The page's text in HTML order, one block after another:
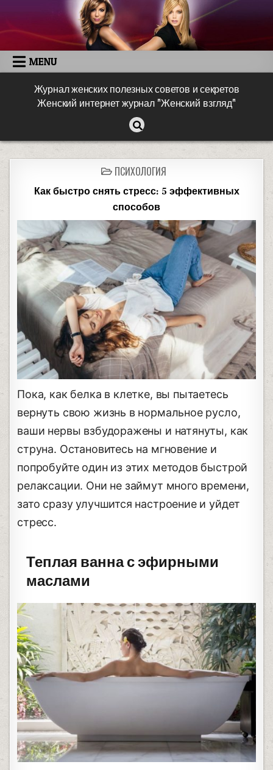
MENU
Журнал женских полезных советов и секретов
Женский интернет журнал "Женский взгляд"
ПСИХОЛОГИЯ
Как быстро снять стресс: 5 эффективных
способов
Пока, как белка в клетке, вы пытаетесь
вернуть свою жизнь в нормальное русло,
ваши нервы взбудоражены и натянуты, как
струна. Остановитесь на мгновение и
попробуйте один из этих методов быстрой
релаксации. Они не займут много времени,
зато сразу улучшится настроение и уйдет
стресс.
Теплая ванна с эфирными
маслами